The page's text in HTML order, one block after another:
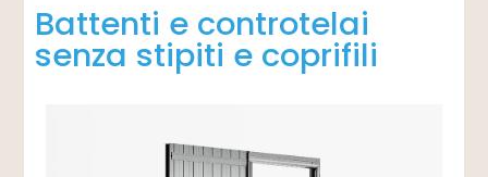
Battenti e controtelai
senza stipiti e coprifili